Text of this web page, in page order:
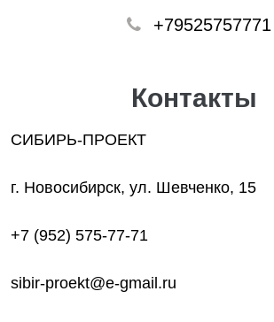
+79525757771
Контакты
СИБИРЬ-ПРОЕКТ
г. Новосибирск, ул. Шевченко, 15
+7 (952) 575-77-71
sibir-proekt@e-gmail.ru